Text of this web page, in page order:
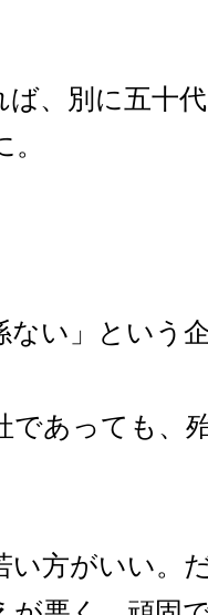
、別に五十
ない」という
であっても、
い方がいい。